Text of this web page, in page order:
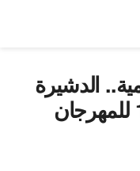
الدشيرة
الجهادية تحتضن الدورة 13 للمهرجان